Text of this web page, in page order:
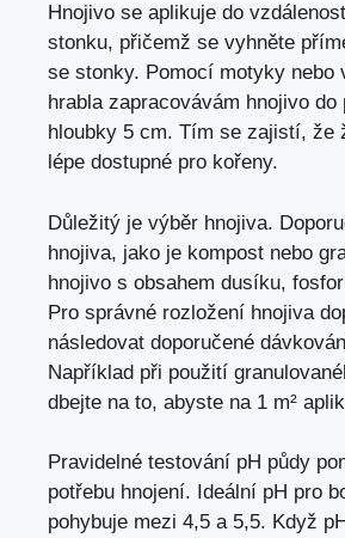
Hnojivo se aplikuje do
stonku, přičemž se vyhněte
se stonky. Pomocí motyky nebo
hrabla zapracovávám hnojivo do
hloubky 5 cm. Tím se zajistí, že
lépe dostupné pro kořeny.
Důležitý je výběr hnojiva.
hnojiva, jako je kompost nebo
hnojivo s obsahem dusíku,
Pro správné rozložení hnojiva
následovat doporučené
Například při použití
dbejte na to, abyste na 1 m²
Pravidelné testování pH půdy
potřebu hnojení. Ideální pH pro
pohybuje mezi 4,5 a 5,5. Když